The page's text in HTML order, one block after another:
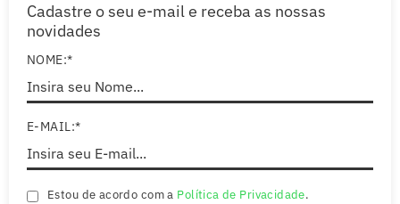
Cadastre o seu e-mail e receba as nossas
novidades
NOME:*
E-MAIL:*
Estou de acordo com a Política de Privacidade.